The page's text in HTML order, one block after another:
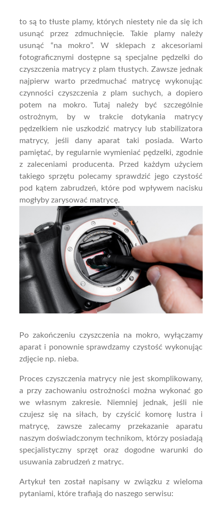
to są to tłuste plamy, których niestety nie da się ich
usunąć przez zdmuchnięcie. Takie plamy należy
usunąć “na mokro”. W sklepach z akcesoriami
fotograficznymi dostępne są specjalne pędzelki do
czyszczenia matrycy z plam tłustych. Zawsze jednak
najpierw warto przedmuchać matrycę wykonując
czynności czyszczenia z plam suchych, a dopiero
potem na mokro. Tutaj należy być szczególnie
ostrożnym, by w trakcie dotykania matrycy
pędzelkiem nie uszkodzić matrycy lub stabilizatora
matrycy, jeśli dany aparat taki posiada. Warto
pamiętać, by regularnie wymieniać pędzelki, zgodnie
z zaleceniami producenta. Przed każdym użyciem
takiego sprzętu polecamy sprawdzić jego czystość
pod kątem zabrudzeń, które pod wpływem nacisku
mogłyby zarysować matrycę.
Po zakończeniu czyszczenia na mokro, wyłączamy
aparat i ponownie sprawdzamy czystość wykonując
zdjęcie np. nieba.
Proces czyszczenia matrycy nie jest skomplikowany,
a przy zachowaniu ostrożności można wykonać go
we własnym zakresie. Niemniej jednak, jeśli nie
czujesz się na siłach, by czyścić komorę lustra i
matrycę, zawsze zalecamy przekazanie aparatu
naszym doświadczonym technikom, którzy posiadają
specjalistyczny sprzęt oraz dogodne warunki do
usuwania zabrudzeń z matryc.
Artykuł ten został napisany w związku z wieloma
pytaniami, które trafiają do naszego serwisu: